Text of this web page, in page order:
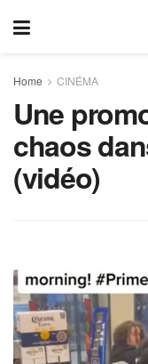
Home CINÉMA
Une
chaos
(vidéo)